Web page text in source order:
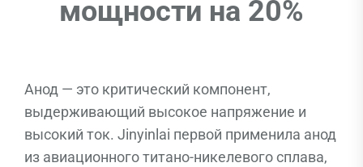
мощности на 20%
Анод — это критический компонент,
выдерживающий высокое напряжение и
высокий ток. Jinyinlai первой применила анод
из авиационного титано-никелевого сплава,